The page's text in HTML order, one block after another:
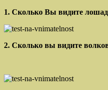
1. Сколько Вы видите
2. Сколько вы видите